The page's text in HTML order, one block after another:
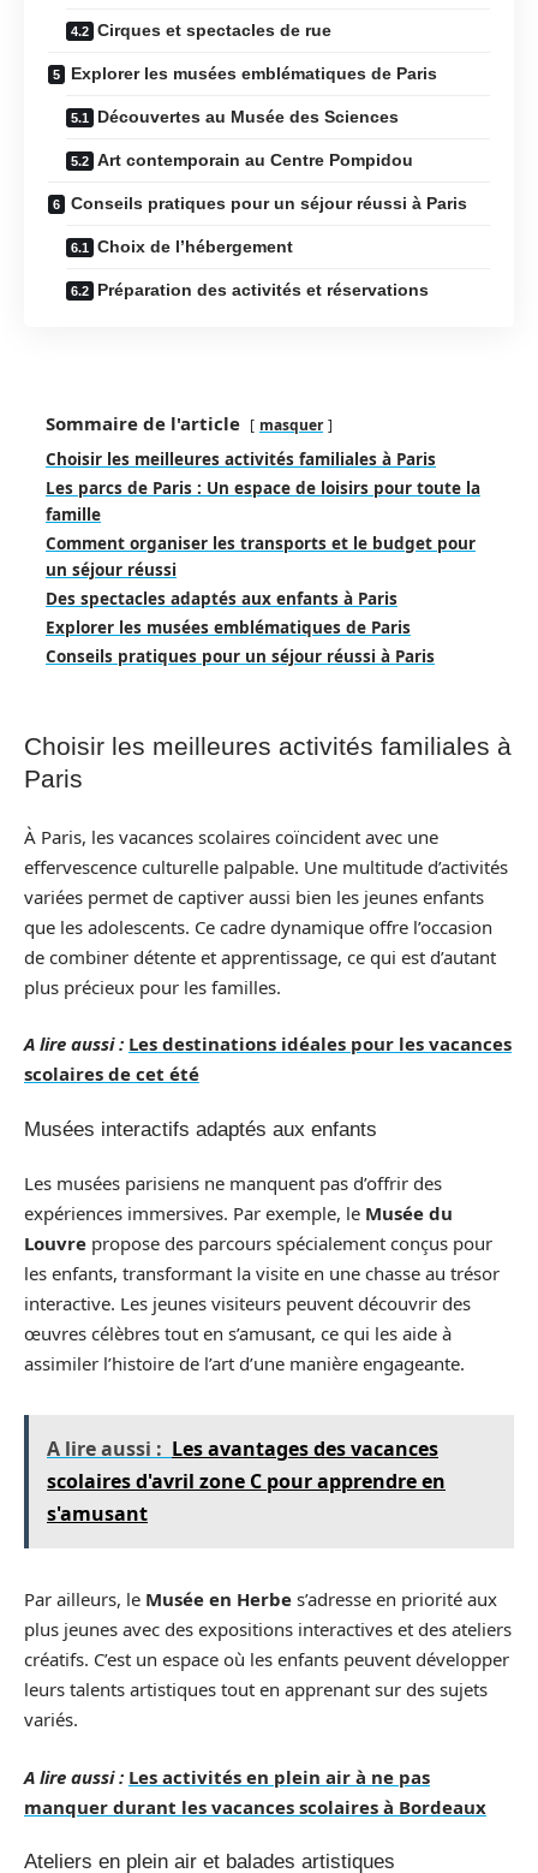
Cirques et spectacles de rue
Explorer les musées emblématiques de Paris
Découvertes au Musée des Sciences
Art contemporain au Centre Pompidou
Conseils pratiques pour un séjour réussi à Paris
Choix de l’hébergement
Préparation des activités et réservations
Sommaire de l'article masquer
Choisir les meilleures activités familiales à Paris
Les parcs de Paris : Un espace de loisirs pour toute la
famille
Comment organiser les transports et le budget pour
un séjour réussi
Des spectacles adaptés aux enfants à Paris
Explorer les musées emblématiques de Paris
Conseils pratiques pour un séjour réussi à Paris
Choisir les meilleures activités familiales à
Paris
À Paris, les vacances scolaires coïncident avec une
effervescence culturelle palpable. Une multitude d’activités
variées permet de captiver aussi bien les jeunes enfants
que les adolescents. Ce cadre dynamique offre l’occasion
de combiner détente et apprentissage, ce qui est d’autant
plus précieux pour les familles.
A lire aussi : Les destinations idéales pour les vacances
scolaires de cet été
Musées interactifs adaptés aux enfants
Les musées parisiens ne manquent pas d’offrir des
expériences immersives. Par exemple, le Musée du
Louvre propose des parcours spécialement conçus pour
les enfants, transformant la visite en une chasse au trésor
interactive. Les jeunes visiteurs peuvent découvrir des
œuvres célèbres tout en s’amusant, ce qui les aide à
assimiler l’histoire de l’art d’une manière engageante.
A lire aussi : Les avantages des vacances
scolaires d'avril zone C pour apprendre en
s'amusant
Par ailleurs, le Musée en Herbe s’adresse en priorité aux
plus jeunes avec des expositions interactives et des ateliers
créatifs. C’est un espace où les enfants peuvent développer
leurs talents artistiques tout en apprenant sur des sujets
variés.
A lire aussi : Les activités en plein air à ne pas
manquer durant les vacances scolaires à Bordeaux
Ateliers en plein air et balades artistiques